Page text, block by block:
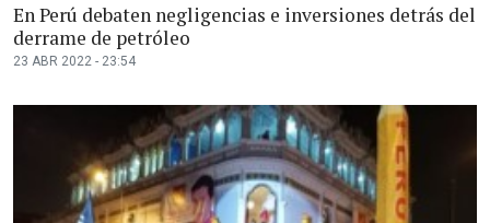
En Perú debaten negligencias e inversiones detrás del
derrame de petróleo
23 ABR 2022 - 23:54